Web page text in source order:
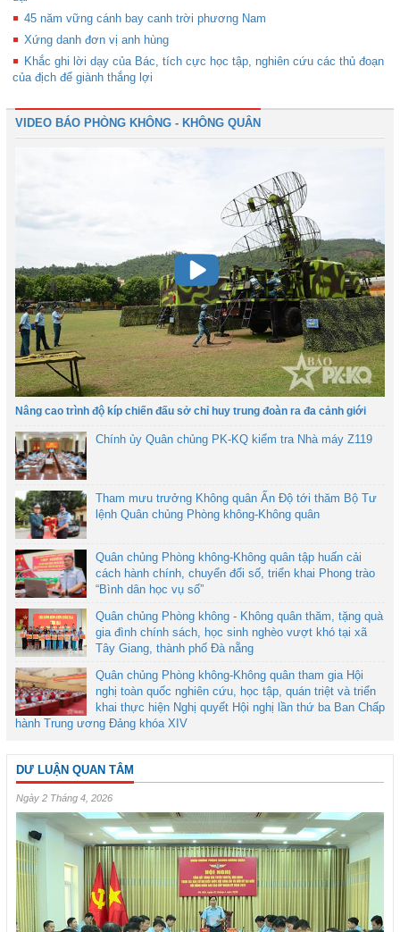
45 năm vững cánh bay canh trời phương Nam
Xứng danh đơn vị anh hùng
Khắc ghi lời dạy của Bác, tích cực học tập, nghiên cứu các thủ đoạn
của địch để giành thắng lợi
VIDEO BÁO PHÒNG KHÔNG - KHÔNG QUÂN
Nâng cao trình độ kíp chiến đấu sở chỉ huy trung đoàn ra đa cảnh giới
Chính ủy Quân chủng PK-KQ kiểm tra Nhà máy Z119
Tham mưu trưởng Không quân Ấn Độ tới thăm Bộ Tư
lệnh Quân chủng Phòng không-Không quân
Quân chủng Phòng không-Không quân tập huấn cải
cách hành chính, chuyển đổi số, triển khai Phong trào
“Bình dân học vụ số”
Quân chủng Phòng không - Không quân thăm, tặng quà
gia đình chính sách, học sinh nghèo vượt khó tại xã
Tây Giang, thành phố Đà nẵng
Quân chủng Phòng không-Không quân tham gia Hội
nghị toàn quốc nghiên cứu, học tập, quán triệt và triển
khai thực hiện Nghị quyết Hội nghị lần thứ ba Ban Chấp
hành Trung ương Đảng khóa XIV
DƯ LUẬN QUAN TÂM
Ngày 2 Tháng 4, 2026